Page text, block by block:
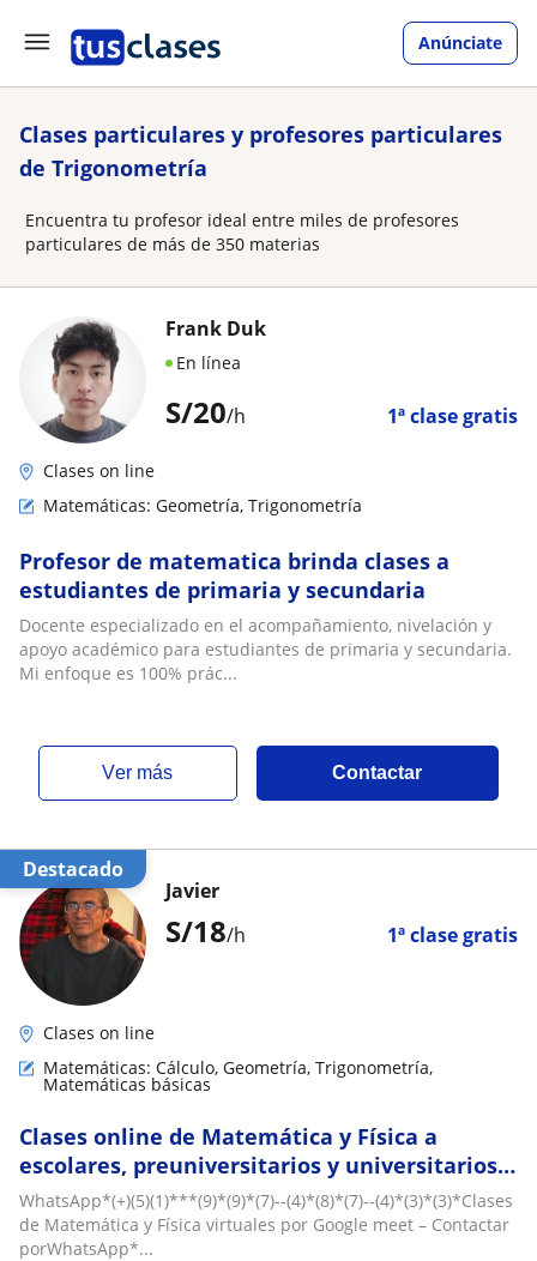
Anúnciate
Clases particulares y profesores particulares
de Trigonometría
Encuentra tu profesor ideal entre miles de profesores
particulares de más de 350 materias
S/20/h 1ª clase gratis
Frank Duk
En línea
Clases on line
Matemáticas: Geometría, Trigonometría
Profesor de matematica brinda clases a
estudiantes de primaria y secundaria
Docente especializado en el acompañamiento, nivelación y
apoyo académico para estudiantes de primaria y secundaria.
Mi enfoque es 100% prác...
ver más Contactar
Destacado
S/18/h 1ª clase gratis
Javier
Clases on line
Matemáticas: Cálculo, Geometría, Trigonometría,
Matemáticas básicas
Clases online de Matemática y Física a
escolares, preuniversitarios y universitarios
primeros ciclos Cálculo, Matemática Básica
por Google meet
WhatsApp*(+)(5)(1)***(9)*(9)*(7)--(4)*(8)*(7)--(4)*(3)*(3)*Clases
de Matemática y Física virtuales por Google meet – Contactar
porWhatsApp*...